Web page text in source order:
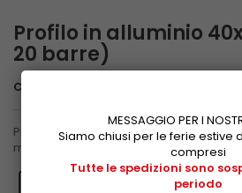
MESSAGGIO PER I
Siamo chiusi per le ferie estive
compresi
Tutte le spedizioni sono
periodo
Profilo in alluminio
20 barre)
Codice
Profilo in alluminio anodizzato Bosch
mm, sezione 40x40 mm. Totale 112 metri.